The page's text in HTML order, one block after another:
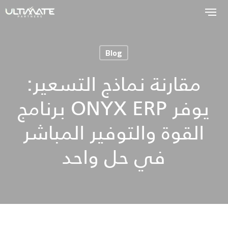
Skip
Blog
مقارنة نماذج التسعير:
برنامج ONYX ERP يوفر
القوة والتوفير المباشر
في حل واحد